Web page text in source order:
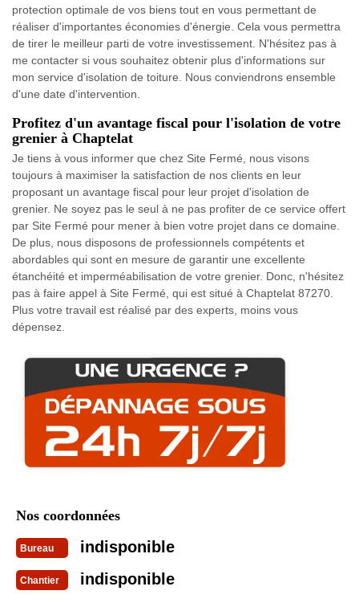
protection optimale de vos biens tout en vous permettant de
réaliser d'importantes économies d'énergie. Cela vous permettra
de tirer le meilleur parti de votre investissement. N'hésitez pas à
me contacter si vous souhaitez obtenir plus d'informations sur
mon service d'isolation de toiture. Nous conviendrons ensemble
d'une date d'intervention.
Profitez d'un avantage fiscal pour l'isolation de votre
grenier à Chaptelat
Je tiens à vous informer que chez Site Fermé, nous visons
toujours à maximiser la satisfaction de nos clients en leur
proposant un avantage fiscal pour leur projet d'isolation de
grenier. Ne soyez pas le seul à ne pas profiter de ce service offert
par Site Fermé pour mener à bien votre projet dans ce domaine.
De plus, nous disposons de professionnels compétents et
abordables qui sont en mesure de garantir une excellente
étanchéité et imperméabilisation de votre grenier. Donc, n'hésitez
pas à faire appel à Site Fermé, qui est situé à Chaptelat 87270.
Plus votre travail est réalisé par des experts, moins vous
dépensez.
Nos coordonnées
Bureau indisponible
Chantier indisponible